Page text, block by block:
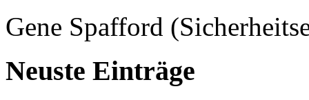
Gene Spafford
Neuste Einträge